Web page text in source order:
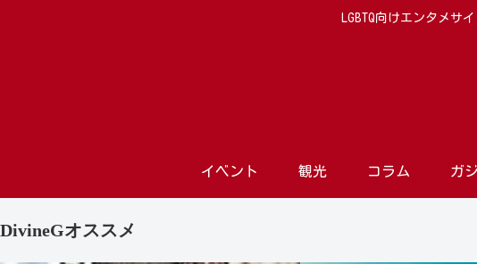
LGBTQ向けエンタメサ
イベント 観光 コラム ガ
DivineGオススメ